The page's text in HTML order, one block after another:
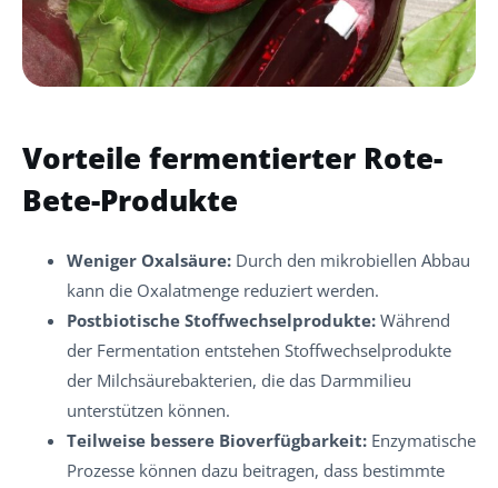
Vorteile fermentierter Rote-
Bete-Produkte
Weniger Oxalsäure: Durch den mikrobiellen Abbau
kann die Oxalatmenge reduziert werden.
Postbiotische Stoffwechselprodukte: Während
der Fermentation entstehen Stoffwechselprodukte
der Milchsäurebakterien, die das Darmmilieu
unterstützen können.
Teilweise bessere Bioverfügbarkeit: Enzymatische
Prozesse können dazu beitragen, dass bestimmte